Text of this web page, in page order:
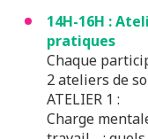
14H-16H :
pratiques
Chaque
2 ateliers de
ATELIER 1 :
Charge